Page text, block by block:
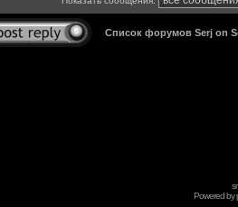
Список форумов Serj on
Powered by